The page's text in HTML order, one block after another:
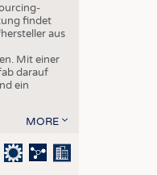
findet
aus
Mit einer
darauf
ein
MORE